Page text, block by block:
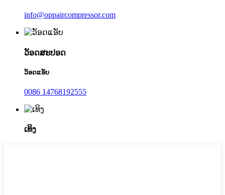
info@oppaircompressor.com
ວັອດສະປອດ
ວັອດແອັບ
0086 14768192555
ເທິງ